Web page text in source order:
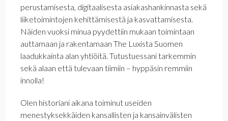
perustamisesta, digitaalisesta asiakashankinnasta sekä
liiketoimintojen kehittämisestä ja kasvattamisesta.
Näiden vuoksi minua pyydettiin mukaan toimintaan
auttamaan ja rakentamaan The Luxista Suomen
laadukkainta alan yhtiöitä. Tutustuessani tarkemmin
sekä alaan että tulevaan tiimiin – hyppäsin remmiin
innolla!
Olen historiani aikana toiminut useiden
menestyksekkäiden kansallisten ja kansainvälisten